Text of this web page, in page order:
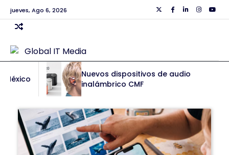
Skip
to
content
jueves, Ago 6, 2026 TwiiterFacebook
Linkedin
Nuevos dispositivos de audio
inalámbrico CMF